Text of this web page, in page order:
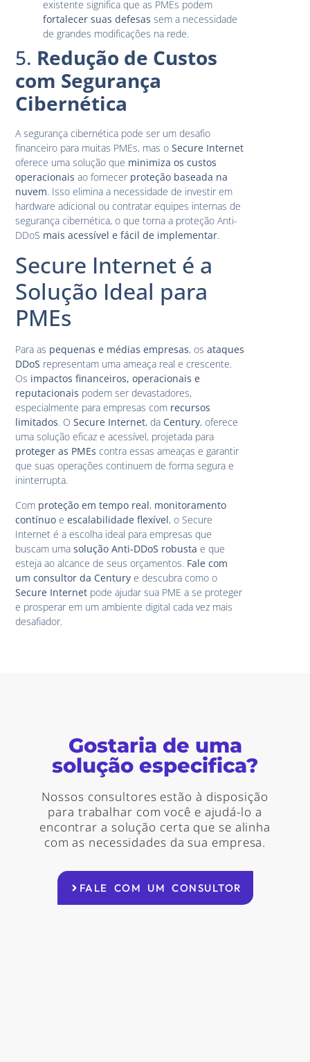
existente significa que as PMEs podem
fortalecer suas defesas sem a necessidade
de grandes modificações na rede.
5. Redução de Custos
com Segurança
Cibernética
A segurança cibernética pode ser um desafio
financeiro para muitas PMEs, mas oSecure Internet
oferece uma solução que minimiza os custos
operacionais ao fornecer proteção baseada na
nuvem. Isso elimina a necessidade de investir em
hardware adicional ou contratar equipes internas de
segurança cibernética, o que torna a proteção Anti-
DDoS mais acessível e fácil de implementar.
Secure Internet é a
Solução Ideal para
PMEs
Para as pequenas e médias empresas, osataques
DDoS representam uma ameaça real e crescente.
Os impactos financeiros, operacionais e
reputacionais podem ser devastadores,
especialmente para empresas com recursos
limitados. OSecure Internet, da Century, oferece
uma solução eficaz e acessível, projetada para
proteger as PMEs contra essas ameaças e garantir
que suas operações continuem de forma segura e
ininterrupta.
Com proteção em tempo real, monitoramento
contínuo eescalabilidade flexível, o Secure
Internet é a escolha ideal para empresas que
buscam umasolução Anti-DDoS robusta e que
esteja ao alcance de seus orçamentos. Fale com
um consultor da Century e descubra como o
Secure Internet pode ajudar sua PME a se proteger
e prosperar em um ambiente digital cada vez mais
desafiador.
Gostaria de uma
solução especifica?
Nossos consultores estão à disposição
para trabalhar com você e ajudá-lo a
encontrar a solução certa que se alinha
com as necessidades da sua empresa.
FALE COM UM CONSULTOR